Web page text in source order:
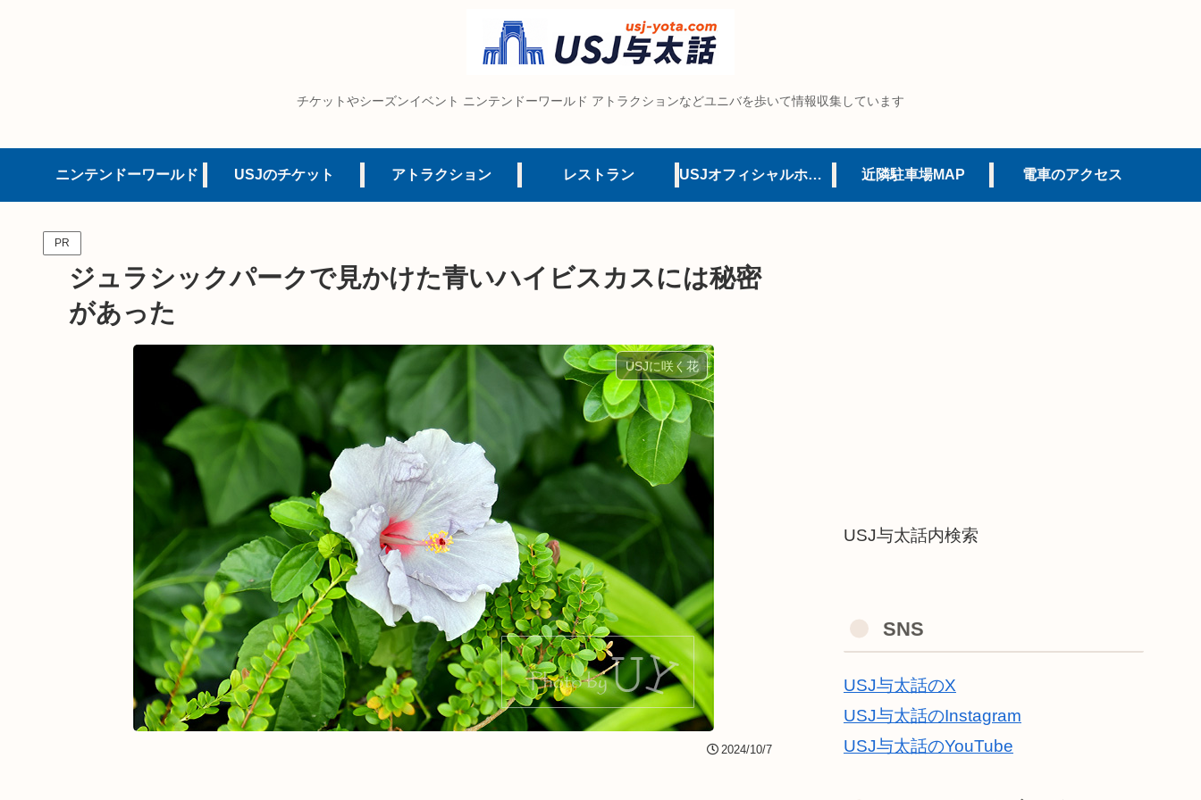
チケットやシーズンイベント ニンテンドーワールド アトラクションなどユニバを歩いて情報収集しています
ニンテンドーワールド USJのチケット アトラクション レストラン USJオフィシャルホテル 近隣駐車場MAP 電車のアクセス
PR
ジュラシックパークで見かけた青いハイビスカスには秘密
があった
USJに咲く花
2024/10/7
USJ与太話内検索
SNS
USJ与太話のX
USJ与太話のInstagram
USJ与太話のYouTube